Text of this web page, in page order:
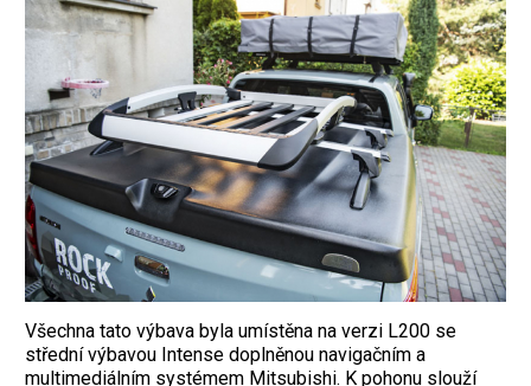
Všechna tato výbava byla umístěna na verzi L200 se
střední výbavou Intense doplněnou navigačním a
multimediálním systémem Mitsubishi. K pohonu slouží